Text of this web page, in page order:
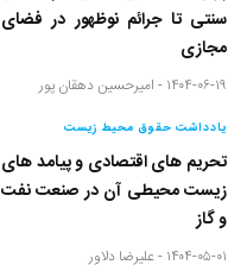
سنتی تا جرائم نوظهور در فضای
مجازی
۱۴۰۴-۰۶-۱۹ - امیرحسین دهقان پور
یادداشت حقوق محیط زیست
تحریم های اقتصادی و پیامد های
زیست محیطی آن در صنعت نفت
و گاز
۱۴۰۴-۰۵-۰۱ - علیرضا دلاور